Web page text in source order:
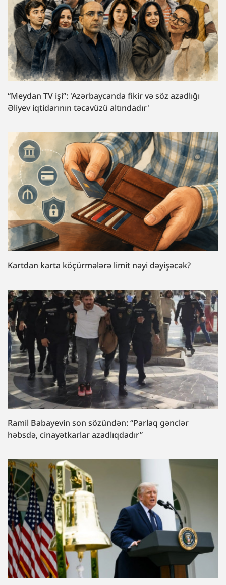
“Meydan TV işi”: 'Azərbaycanda fikir və söz azadlığı
Əliyev iqtidarının təcavüzü altındadır'
Kartdan karta köçürmələrə limit nəyi dəyişəcək?
Ramil Babayevin son sözündən: “Parlaq gənclər
həbsdə, cinayətkarlar azadlıqdadır”